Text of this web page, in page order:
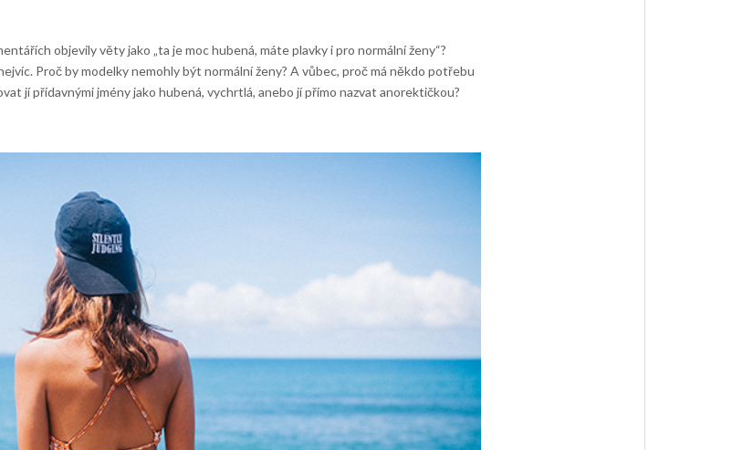
objevily věty jako „ta je moc hubená, máte plavky i pro normální ženy“?
Proč by modelky nemohly být normální ženy? A vůbec, proč má někdo potřebu
jí přídavnými jmény jako hubená, vychrtlá, anebo jí přímo nazvat anorektičkou?